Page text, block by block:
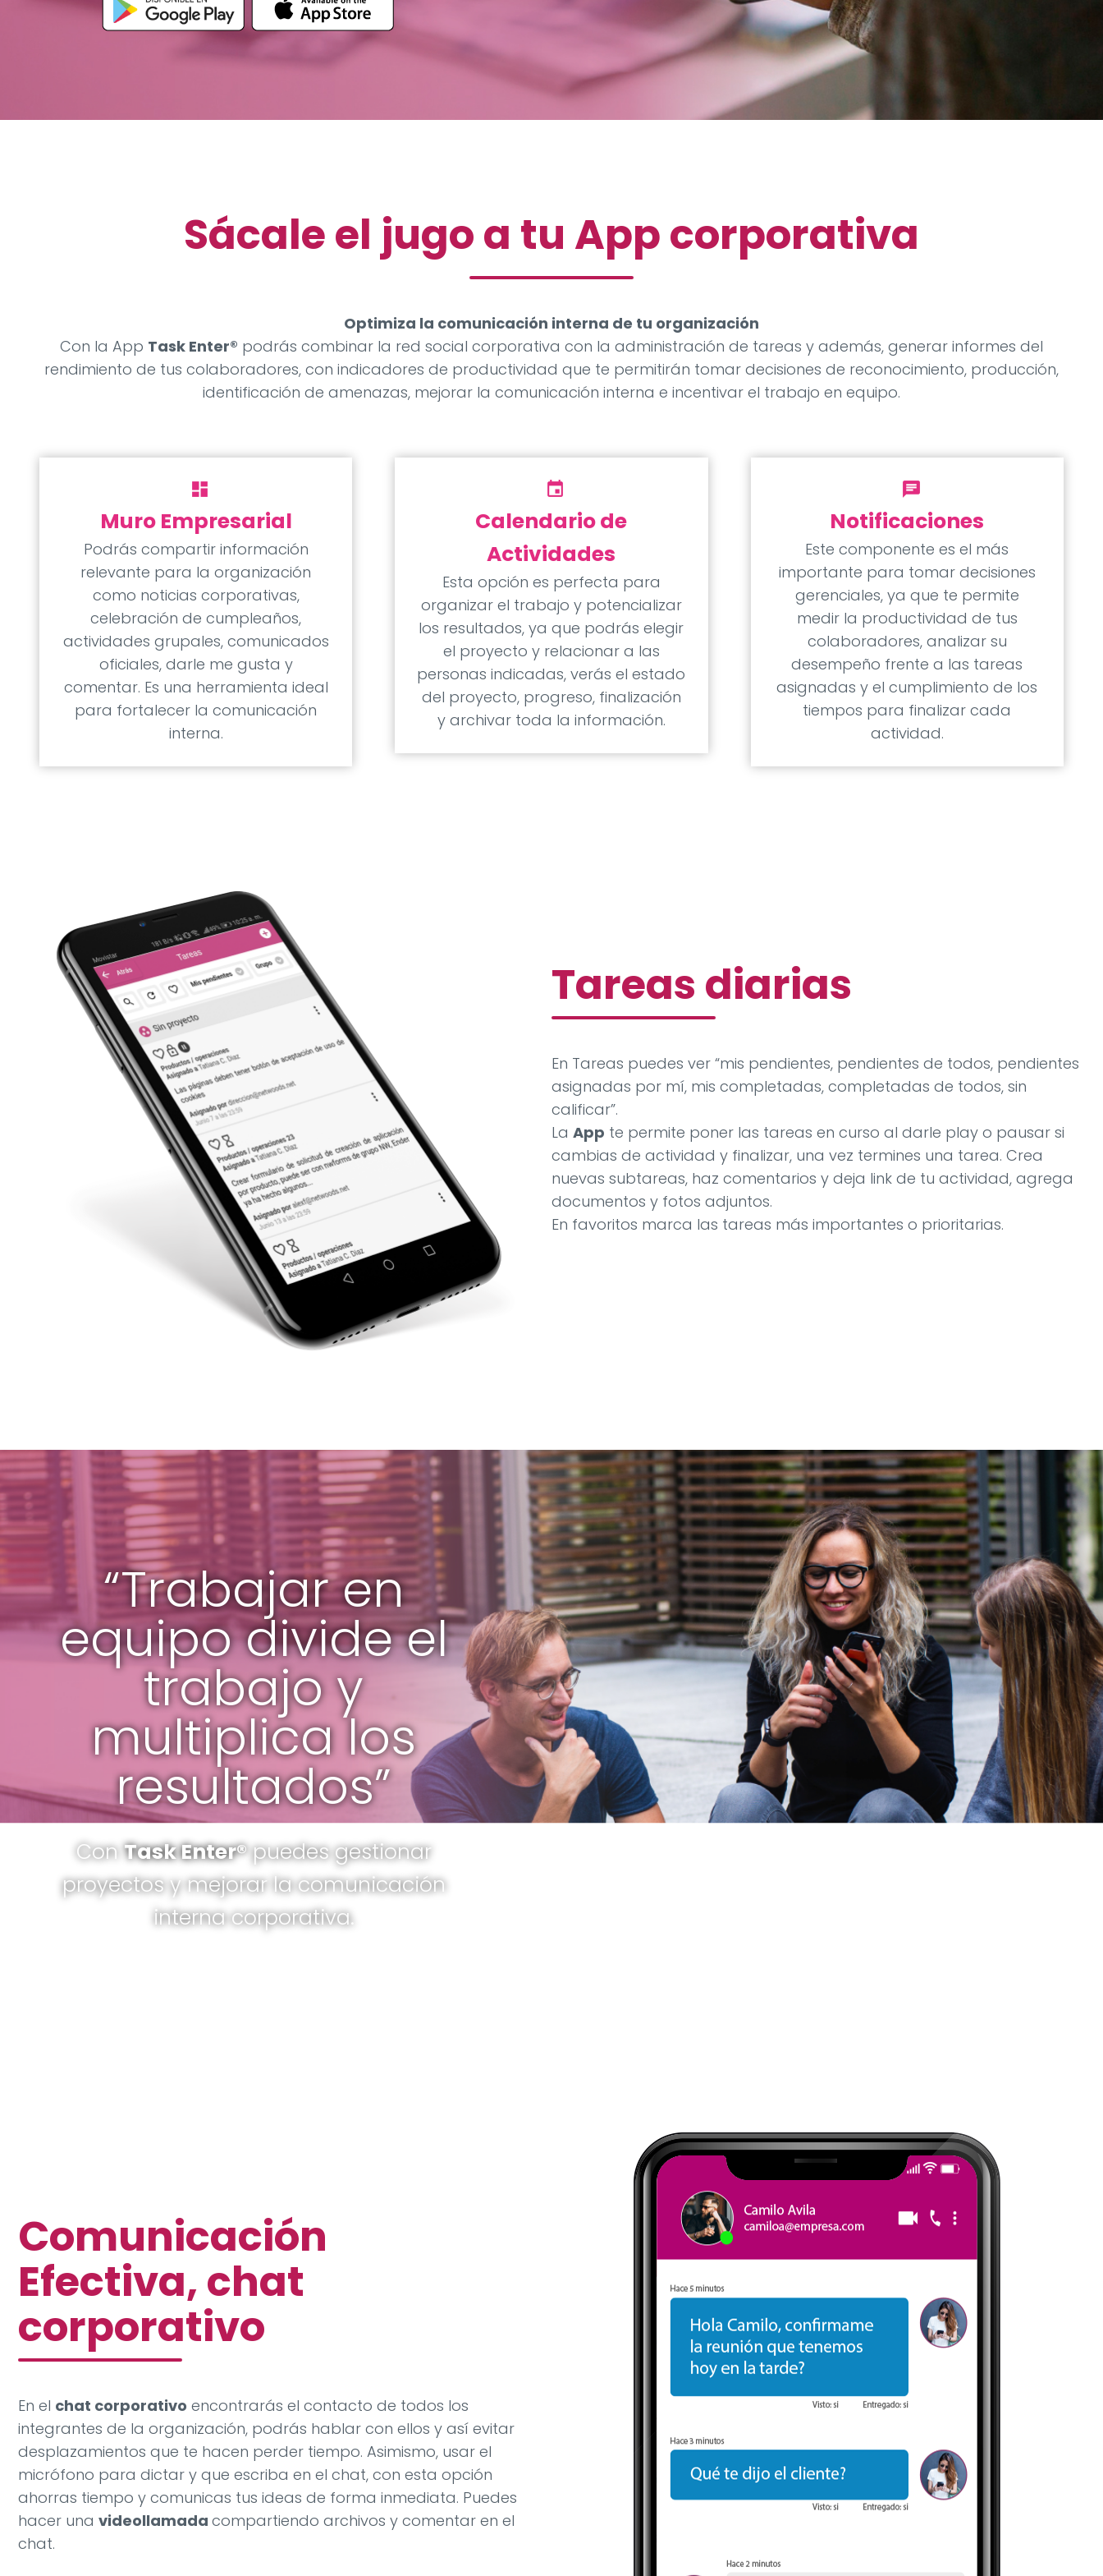
Sácale el jugo a tu App corporativa
Optimiza la comunicación interna de tu organización
Con la App Task Enter® podrás combinar la red social corporativa con la administración de tareas y además, generar informes del
rendimiento de tus colaboradores, con indicadores de productividad que te permitirán tomar decisiones de reconocimiento, producción,
identificación de amenazas, mejorar la comunicación interna e incentivar el trabajo en equipo.
dashboard
Muro Empresarial
Podrás compartir información
relevante para la organización
como noticias corporativas,
celebración de cumpleaños,
actividades grupales, comunicados
oficiales, darle me gusta y
comentar. Es una herramienta ideal
para fortalecer la comunicación
interna.
event_availab
Calendario de
Actividades
Esta opción es perfecta para
organizar el trabajo y potencializar
los resultados, ya que podrás elegir
el proyecto y relacionar a las
personas indicadas, verás el estado
del proyecto, progreso, finalización
y archivar toda la información.
chat
Notificaciones
Este componente es el más
importante para tomar decisiones
gerenciales, ya que te permite
medir la productividad de tus
colaboradores, analizar su
desempeño frente a las tareas
asignadas y el cumplimiento de los
tiempos para finalizar cada
actividad.
Tareas diarias
En Tareas puedes ver “mis pendientes, pendientes de todos, pendientes
asignadas por mí, mis completadas, completadas de todos, sin
calificar”.
La App te permite poner las tareas en curso al darle play o pausar si
cambias de actividad y finalizar, una vez termines una tarea. Crea
nuevas subtareas, haz comentarios y deja link de tu actividad, agrega
documentos y fotos adjuntos.
En favoritos marca las tareas más importantes o prioritarias.
“Trabajar en
equipo divide el
trabajo y
multiplica los
resultados”
ConTask Enter®puedes gestionar
proyectos y mejorar la comunicación
interna corporativa.
Comunicación
Efectiva, chat
corporativo
En el chat corporativo encontrarás el contacto de todos los
integrantes de la organización, podrás hablar con ellos y así evitar
desplazamientos que te hacen perder tiempo. Asimismo, usar el
micrófono para dictar y que escriba en el chat, con esta opción
ahorras tiempo y comunicas tus ideas de forma inmediata. Puedes
hacer una videollamada compartiendo archivos y comentar en el
chat.